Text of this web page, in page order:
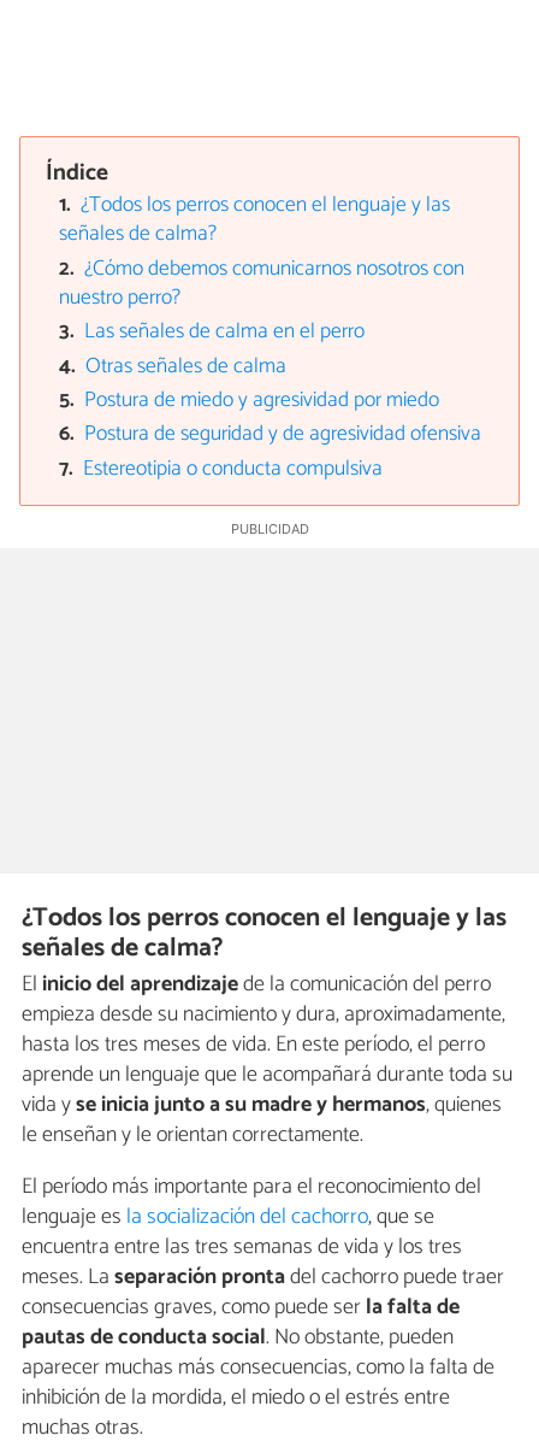
Índice
¿Todos los perros conocen el lenguaje y las
señales de calma?
¿Cómo debemos comunicarnos nosotros con
nuestro perro?
Las señales de calma en el perro
Otras señales de calma
Postura de miedo y agresividad por miedo
Postura de seguridad y de agresividad ofensiva
Estereotipia o conducta compulsiva
¿Todos los perros conocen el lenguaje y las
señales de calma?
El inicio del aprendizajede la comunicación del perro
empieza desde su nacimiento y dura, aproximadamente,
hasta los tres meses de vida. En este período, el perro
aprende un lenguaje que le acompañará durante toda su
vida yse inicia junto a su madre y hermanos, quienes
le enseñan y le orientan correctamente.
El período más importante para el reconocimiento del
lenguaje es la socialización del cachorro, que se
encuentra entre las tres semanas de vida y los tres
meses. Laseparación prontadel cachorro puede traer
consecuencias graves, como puede serla falta de
pautas de conducta social. No obstante, pueden
aparecer muchas más consecuencias, como la falta de
inhibición de la mordida, el miedo o el estrés entre
muchas otras.